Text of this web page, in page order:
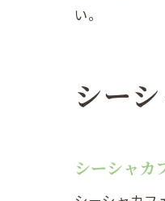
い。
シー
シーシャカ